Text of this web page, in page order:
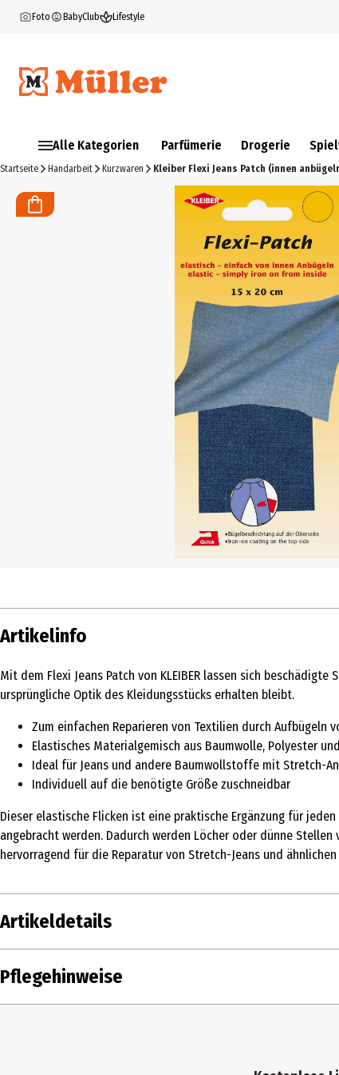
Foto BabyClub Lifestyle
Alle Kategorien Parfümerie Drogerie
Startseite Handarbeit Kurzwaren Kleiber Flexi Jeans Patch (innen
Artikelinfo
Mit dem Flexi Jeans Patch von KLEIBER lassen sich
ursprüngliche Optik des Kleidungsstücks erhalten bleibt.
Zum einfachen Reparieren von Textilien durch Aufbügeln
Elastisches Materialgemisch aus Baumwolle, Polyester
Ideal für Jeans und andere Baumwollstoffe mit Stretch-
Individuell auf die benötigte Größe zuschneidbar
Dieser elastische Flicken ist eine praktische Ergänzung für
angebracht werden. Dadurch werden Löcher oder dünne
hervorragend für die Reparatur von Stretch-Jeans und
Artikeldetails
Inhalt
Produkttyp
Pflegehinweise